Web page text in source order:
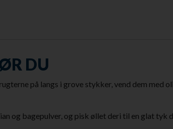
DU
på langs i grove stykker, vend dem med
og bagepulver, og pisk øllet deri til en glat tyk